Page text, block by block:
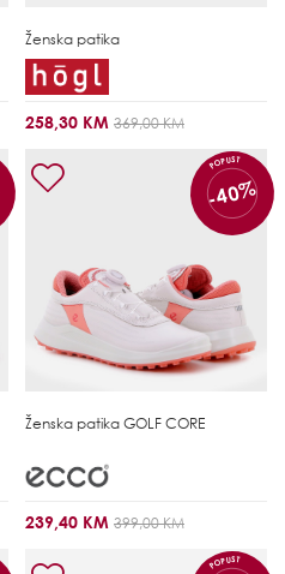
Ženska patika
258,30 KM 369,00 KM
POPUST
-40%
Ženska patika GOLF CORE
239,40 KM 399,00 KM
POPUST